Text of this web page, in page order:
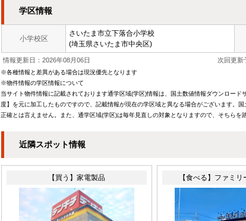
学区情報
小学校区
さいたま市立下落合小学校
(埼玉県さいたま市中央区)
情報更新日：2026年08月06日 次回更新
※各種情報と差異がある場合は現況優先となります
※物件情報の学区情報について
当サイト物件情報に記載されております通学区域(学区)情報は、国土数値情報ダウンロー
度】を元に加工したものですので、記載情報が現在の学区域と異なる場合がございます。
正確とは言えません。また、通学区域(学区)は毎年見直しの対象となりますので、そちらを
近隣スポット情報
【買う】家電製品 【食べる】ファミ